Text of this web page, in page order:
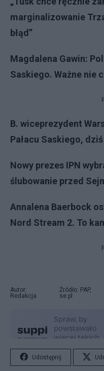
marginalizowanie
błąd”
Magdalena Gawin:
Saskiego. Ważne nie
B. wiceprezydent
Pałacu Saskiego,
Nowy prezes IPN
ślubowanie przed
Annalena Baerbock
Nord Stream 2. To
Autor:
Redakcja
Źródło: PAP,
se.pl
Udostępnij